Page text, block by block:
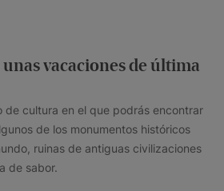
vacaciones de última
de cultura en el que podrás encontrar
de los monumentos históricos
ruinas de antiguas civilizaciones
de sabor.